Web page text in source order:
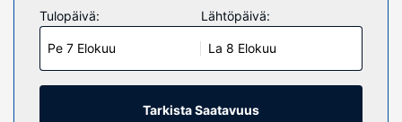
Keittiössä on uuni, liesi ja mikroaaltouuni. Mukavuuksiin
kuuluu työpöytä ja pyykinpesukone.
Kiinteistön miellyttävyys
Seuraavat palvelut ovat saatavilla: ilmainen langaton
internetyhteys ja pelihalli/-huone.
Tulopäivä:
Pe 7 Elokuu
Lähtöpäivä:
La 8 Elokuu
Tarkista Saatavuus